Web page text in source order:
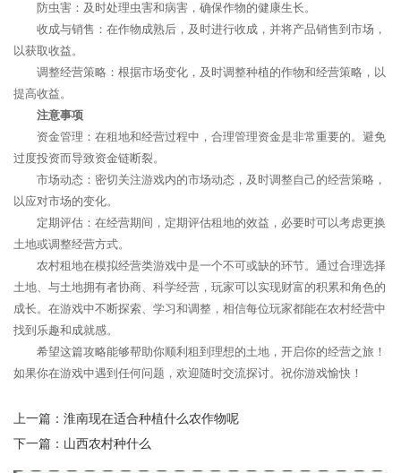
防虫害：及时处理虫害和病害，确保作物的健康生长。
收成与销售：在作物成熟后，及时进行收成，并将产品销售到市场，
以获取收益。
调整经营策略：根据市场变化，及时调整种植的作物和经营策略，以
提高收益。
注意事项
资金管理：在租地和经营过程中，合理管理资金是非常重要的。避免
过度投资而导致资金链断裂。
市场动态：密切关注游戏内的市场动态，及时调整自己的经营策略，
以应对市场的变化。
定期评估：在经营期间，定期评估租地的效益，必要时可以考虑更换
土地或调整经营方式。
农村租地在模拟经营类游戏中是一个不可或缺的环节。通过合理选择
土地、与土地拥有者协商、科学经营，玩家可以实现财富的积累和角色的
成长。在游戏中不断探索、学习和调整，相信每位玩家都能在农村经营中
找到乐趣和成就感。
希望这篇攻略能够帮助你顺利租到理想的土地，开启你的经营之旅！
如果你在游戏中遇到任何问题，欢迎随时交流探讨。祝你游戏愉快！
上一篇： 淮南现在适合种植什么农作物呢
下一篇： 山西农村种什么